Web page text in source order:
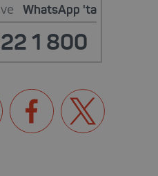
ve WhatsApp 'ta
1 800